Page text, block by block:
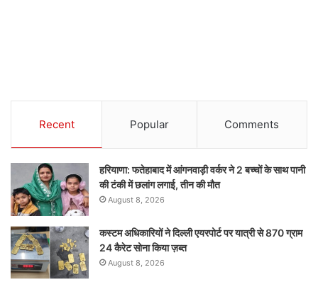
Recent Popular Comments
हरियाणा: फतेहाबाद में आंगनवाड़ी वर्कर ने 2 बच्चों के साथ पानी
की टंकी में छलांग लगाई, तीन की मौत
August 8, 2026
कस्टम अधिकारियों ने दिल्ली एयरपोर्ट पर यात्री से 870 ग्राम
24 कैरेट सोना किया ज़ब्त
August 8, 2026